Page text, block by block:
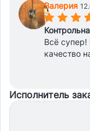
Валерия
(*)(*)(*)
Всё супер!
качество
Исполнитель